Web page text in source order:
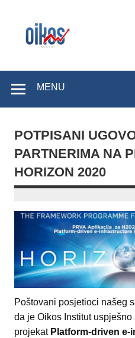
MENU
POTPISANI
PARTNERIMA NA
HORIZON 2020
Poštovani posjetioci našeg
da je Oikos Institut uspješno
projekat Platform-driven